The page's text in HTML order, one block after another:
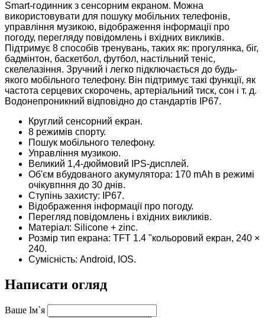
Smart-годинник з сенсорним екраном. Можна
використовувати для пошуку мобільних телефонів,
управління музикою, відображення інформації про
погоду, перегляду повідомлень і вхідних викликів.
Підтримує 8 способів тренувань, таких як: прогулянка, біг,
бадмінтон, баскетбол, футбол, настільний теніс,
скелелазіння. Зручний і легко підключається до будь-
якого мобільного телефону. Він підтримує такі функції, як
частота серцевих скорочень, артеріальний тиск, сон і т. д.
Водонепроникний відповідно до стандартів IP67.
Круглий сенсорний екран.
8 режимів спорту.
Пошук мобільного телефону.
Управління музикою.
Великий 1,4-дюймовий IPS-дисплей.
Об'єм вбудованого акумулятора: 170 mAh в режимі
очікувпння до 30 днів.
Ступінь захисту: IP67.
Відображення інформації про погоду.
Перегляд повідомлень і вхідних викликів.
Матеріал: Silicone + zinc.
Розмір тип екрана: TFT 1.4 "кольоровий екран, 240 ×
240.
Сумісність: Android, IOS.
Написати огляд
Ваше Ім`я